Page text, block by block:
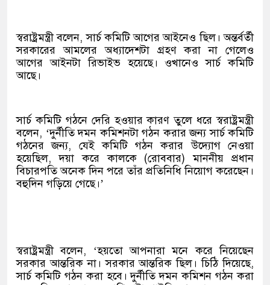
স্বরাষ্ট্রমন্ত্রী বলেন, সার্চ কমিটি আগের আইনেও ছিল। অন্তর্বর্তী
সরকারের আমলের অধ্যাদেশটা গ্রহণ করা না গেলেও
আগের আইনটা রিভাইভ হয়েছে। ওখানেও সার্চ কমিটি
আছে।
সার্চ কমিটি গঠনে দেরি হওয়ার কারণ তুলে ধরে স্বরাষ্ট্রমন্ত্রী
বলেন, ‘দুর্নীতি দমন কমিশনটা গঠন করার জন্য সার্চ কমিটি
গঠনের জন্য, যেই কমিটি গঠন করার উদ্যোগ নেওয়া
হয়েছিল, দয়া করে কালকে (রোববার) মাননীয় প্রধান
বিচারপতি অনেক দিন পরে তাঁর প্রতিনিধি নিয়োগ করেছেন।
বহুদিন গড়িয়ে গেছে।’
স্বরাষ্ট্রমন্ত্রী বলেন, ‘হয়তো আপনারা মনে করে নিয়েছেন
সরকার আন্তরিক না। সরকার আন্তরিক ছিল। চিঠি দিয়েছে,
সার্চ কমিটি গঠন করা হবে। দুর্নীতি দমন কমিশন গঠন করা